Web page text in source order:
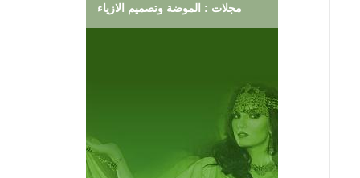
مجلات : الموضة وتصميم الازياء